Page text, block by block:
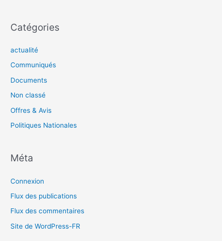
Catégories
actualité
Communiqués
Documents
Non classé
Offres & Avis
Politiques Nationales
Méta
Connexion
Flux des publications
Flux des commentaires
Site de WordPress-FR